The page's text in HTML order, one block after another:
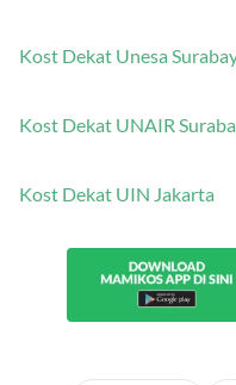
Kost Dekat Unesa
Kost Dekat UNAIR
Kost Dekat UIN Jakarta